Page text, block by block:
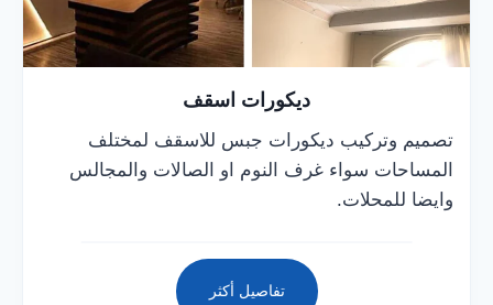
ديكورات اسقف
تصميم وتركيب ديكورات جبس للاسقف لمختلف
المساحات سواء غرف النوم او الصالات والمجالس
وايضا للمحلات.
تفاصيل أكثر